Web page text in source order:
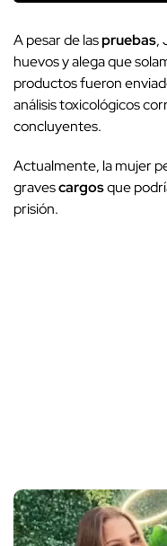
A pesar de laspruebas,
huevos y alega que
productos fueron
análisis toxicológicos
concluyentes.
Actualmente, la mujer
gravescargosque
prisión.